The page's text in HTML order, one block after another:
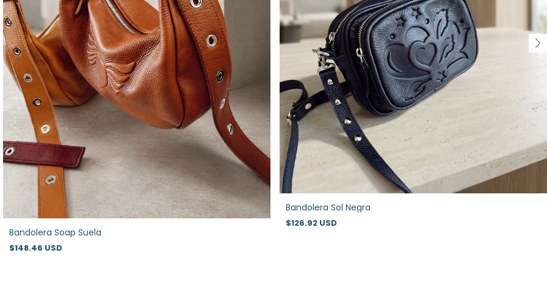
Bandolera Soap Suela
$148.46 USD
Bandolera Sol Negra
$126.92 USD